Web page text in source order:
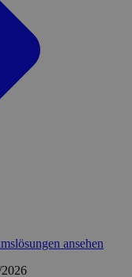
ansehen